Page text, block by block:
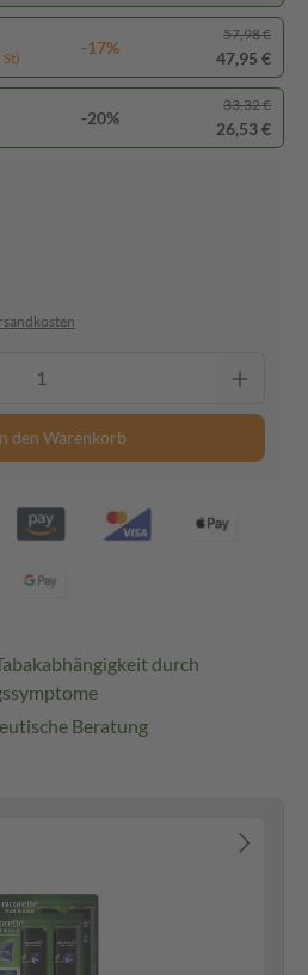
-17%
57,98 €
47,95 €
-20%
33,32 €
26,53 €
den Warenkorb
durch
Beratung